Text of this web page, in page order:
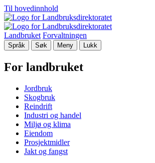
Til hovedinnhold
Landbruket Forvaltningen
Språk Søk Meny Lukk
For landbruket
Jordbruk
Skogbruk
Reindrift
Industri og handel
Miljø og klima
Eiendom
Prosjektmidler
Jakt og fangst